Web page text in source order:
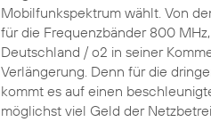
Mobilfunkspektrum wählt. Von
für die Frequenzbänder 800
Deutschland / o2 in seiner
Verlängerung. Denn für die
kommt es auf einen
möglichst viel Geld der